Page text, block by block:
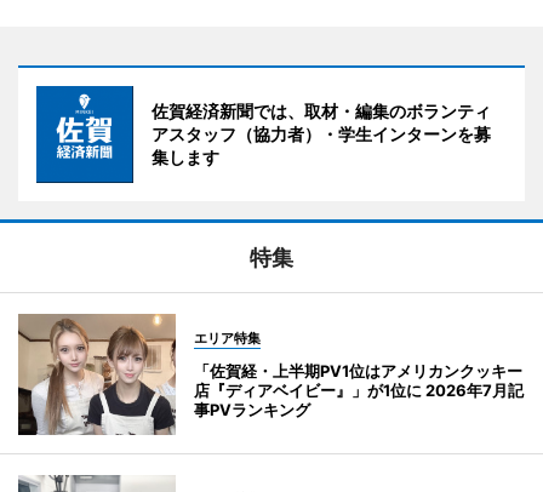
佐賀経済新聞では、取材・編集のボランティ
アスタッフ（協力者）・学生インターンを募
集します
特集
エリア特集
「佐賀経・上半期PV1位はアメリカンクッキー
店『ディアベイビー』」が1位に 2026年7月記
事PVランキング